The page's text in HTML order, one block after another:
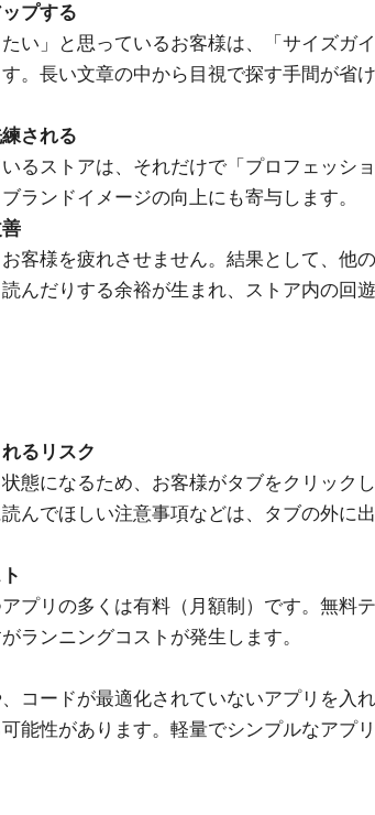
プする
たい」と思っているお客様は、「サイズガ
。長い文章の中から目視で探す手間が省
される
るストアは、それだけで「プロフェッシ
ランドイメージの向上にも寄与します。
客様を疲れさせません。結果として、他
んだりする余裕が生まれ、ストア内の回
るリスク
態になるため、お客様がタブをクリック
んでほしい注意事項などは、タブの外に
プリの多くは有料（月額制）です。無料
ランニングコストが発生します。
コードが最適化されていないアプリを入
能性があります。軽量でシンプルなアプ